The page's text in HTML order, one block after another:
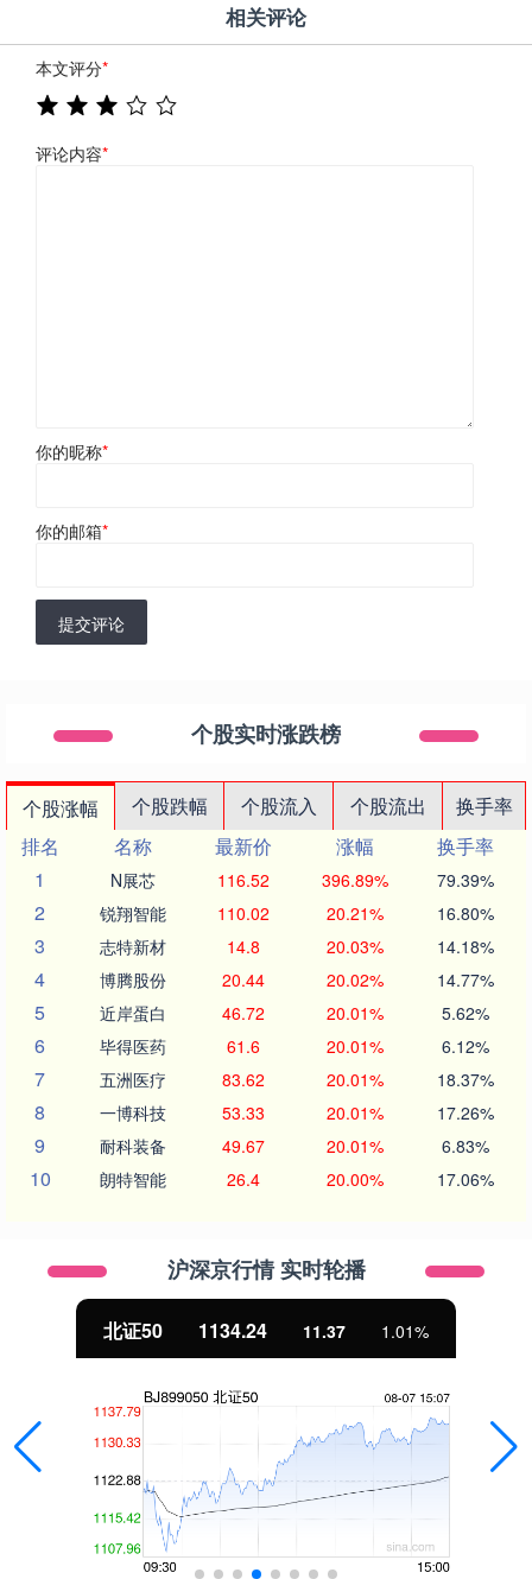
相关评论
本文评分*
评论内容*
你的昵称*
你的邮箱*
提交评论
个股实时涨跌榜
个股涨幅 个股跌幅 个股流入 个股流出
换手率
排名
名称 最新价 涨幅
换手率
1
N展芯 116.52 396.89% 79.39%
2 锐翔智能 110.02 20.21% 16.80%
3 志特新材 14.8 20.03% 14.18%
4 博腾股份 20.44 20.02% 14.77%
5 近岸蛋白 46.72 20.01% 5.62%
6 毕得医药 61.6 20.01% 6.12%
7 五洲医疗 83.62 20.01% 18.37%
8 一博科技 53.33 20.01% 17.26%
9 耐科装备 49.67 20.01% 6.83%
10 朗特智能 26.4 20.00% 17.06%
沪深京行情 实时轮播
北证50 1134.24 11.37 1.01%